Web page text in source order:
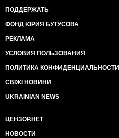
ПОДДЕРЖАТЬ
ФОНД ЮРИЯ БУТУСОВА
РЕКЛАМА
УСЛОВИЯ ПОЛЬЗОВАНИЯ
ПОЛИТИКА КОНФИДЕНЦИАЛЬНОСТИ
СВІЖІ НОВИНИ
UKRAINIAN NEWS
ЦЕНЗОР.НЕТ
НОВОСТИ